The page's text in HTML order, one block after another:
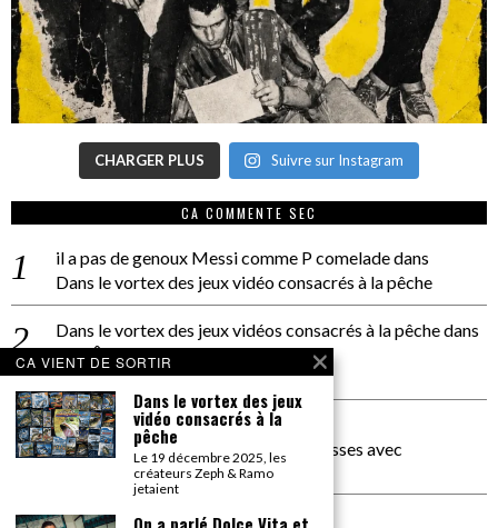
CHARGER PLUS Suivre sur Instagram
CA COMMENTE SEC
il a pas de genoux Messi comme P comeladedans
Dans le vortex des jeux vidéo consacrés à la pêche
Dans le vortex des jeux vidéos consacrés à la pêchedans
PACÔME THIELLEMENT
La séance d’Hip Gnose
La Patrie
dans
On a parlé Dolce Vita et lutte des classes avec
Bernardino Femminielli
carte noire negra à l'o tiededans
CA VIENT DE SORTIR
Dans le vortex des jeux
vidéo consacrés à la
pêche
Le 19 décembre 2025, les
créateurs Zeph & Ramo
jetaient